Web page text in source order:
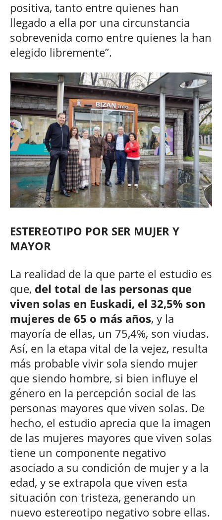
positiva, tanto entre quienes han
llegado a ella por una circunstancia
sobrevenida como entre quienes la han
elegido libremente”.
ESTEREOTIPO POR SER MUJER Y
MAYOR
La realidad de la que parte el estudio es
que, del total de las personas que
viven solas en Euskadi, el 32,5% son
mujeres de 65 o más años, y la
mayoría de ellas, un 75,4%, son viudas.
Así, en la etapa vital de la vejez, resulta
más probable vivir sola siendo mujer
que siendo hombre, si bien influye el
género en la percepción social de las
personas mayores que viven solas. De
hecho, el estudio aprecia que la imagen
de las mujeres mayores que viven solas
tiene un componente negativo
asociado a su condición de mujer y a la
edad, y se extrapola que viven esta
situación con tristeza, generando un
nuevo estereotipo negativo sobre ellas.